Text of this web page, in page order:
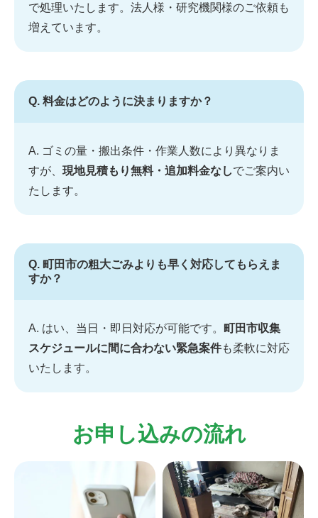
で処理いたします。法人様・研究機関様のご依頼も
増えています。
Q. 料金はどのように決まりますか？
A. ゴミの量・搬出条件・作業人数により異なりま
すが、 現地見積もり無料・追加料金なしでご案内い
たします。
Q. 町田市の粗大ごみよりも早く対応してもらえま
すか？
A. はい、当日・即日対応が可能です。 町田市収集
スケジュールに間に合わない緊急案件も柔軟に対応
いたします。
お申し込みの流れ